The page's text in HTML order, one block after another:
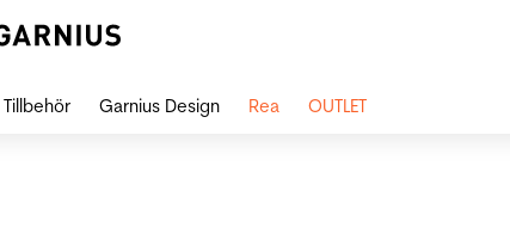
Tillbehör Garnius Design Rea OUTLET